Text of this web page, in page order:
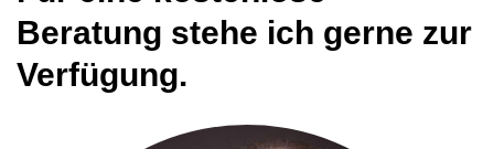
Beratung stehe ich gerne zur
Verfügung.